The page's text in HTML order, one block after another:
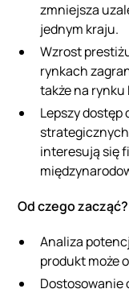
zmniejsza
jednym kraju.
Wzrost
rynkach
także na rynku
Lepszy dostęp
interesują się
Od czego zacząć?
Analiza
produkt może
Dostosowanie